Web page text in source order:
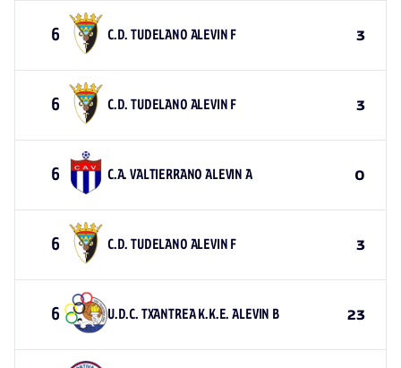
6 C.D. TUDELANO ALEVIN F 3
6 C.D. TUDELANO ALEVIN F 3
6 C.A. VALTIERRANO ALEVIN A 0
6 C.D. TUDELANO ALEVIN F 3
6 U.D.C. TXANTREA K.K.E. ALEVIN B 23